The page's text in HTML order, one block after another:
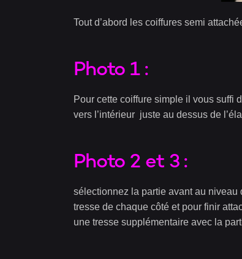
Tout d’abord les coiffures semi
Photo 1 :
Pour cette coiffure simple il vous suffi
vers l’intérieur juste au dessus de
Photo 2 et 3 :
sélectionnez la partie avant au
tresse de chaque côté et pour finir
une tresse supplémentaire avec la